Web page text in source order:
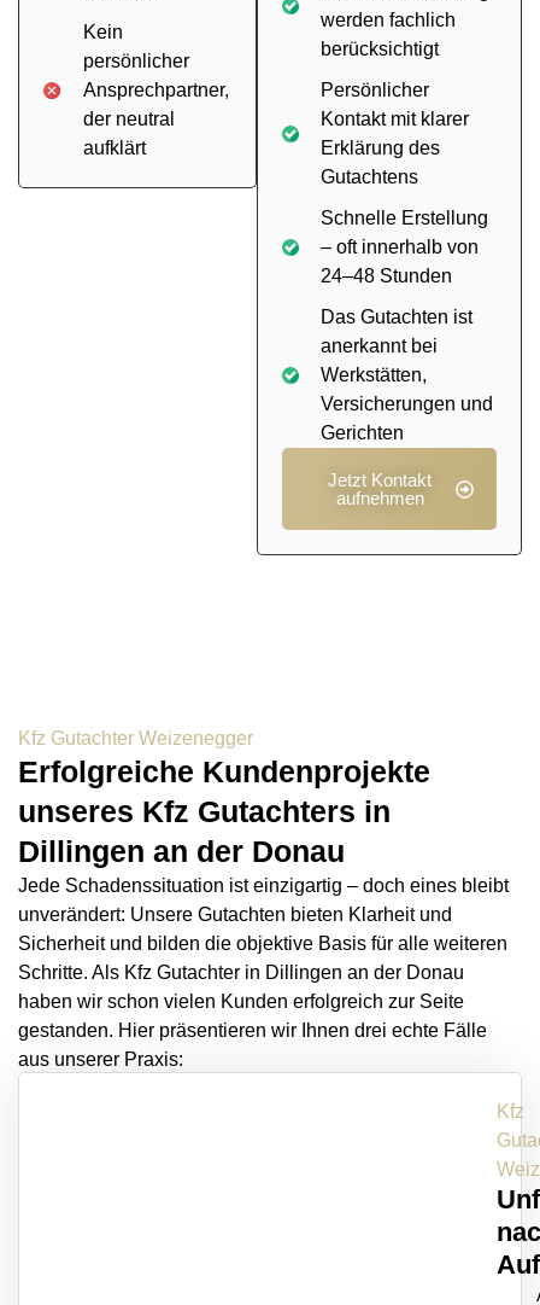
werden fachlich
berücksichtigt
Persönlicher
Kontakt mit klarer
Erklärung des
Gutachtens
Schnelle Erstellung
– oft innerhalb von
24–48 Stunden
Das Gutachten ist
anerkannt bei
Werkstätten,
Versicherungen und
Gerichten
Jetzt Kontakt
aufnehmen
Kein
persönlicher
Ansprechpartner,
der neutral
aufklärt
Kfz Gutachter Weizenegger
Erfolgreiche Kundenprojekte
unseres Kfz Gutachters in
Dillingen an der Donau
Jede Schadenssituation ist einzigartig – doch eines bleibt
unverändert: Unsere Gutachten bieten Klarheit und
Sicherheit und bilden die objektive Basis für alle weiteren
Schritte. Als Kfz Gutachter in Dillingen an der Donau
haben wir schon vielen Kunden erfolgreich zur Seite
gestanden. Hier präsentieren wir Ihnen drei echte Fälle
aus unserer Praxis:
Kfz